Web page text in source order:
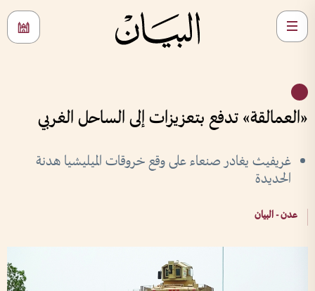
«العمالقة» تدفع بتعزيزات إلى الساحل الغربي
غريفيث يغادر صنعاء على وقع خروقات الميليشيا هدنة
الحديدة
عدن - البيان